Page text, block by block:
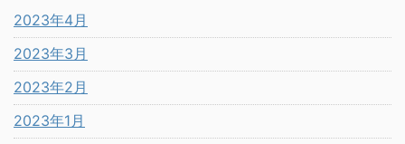
2023年4月
2023年3月
2023年2月
2023年1月